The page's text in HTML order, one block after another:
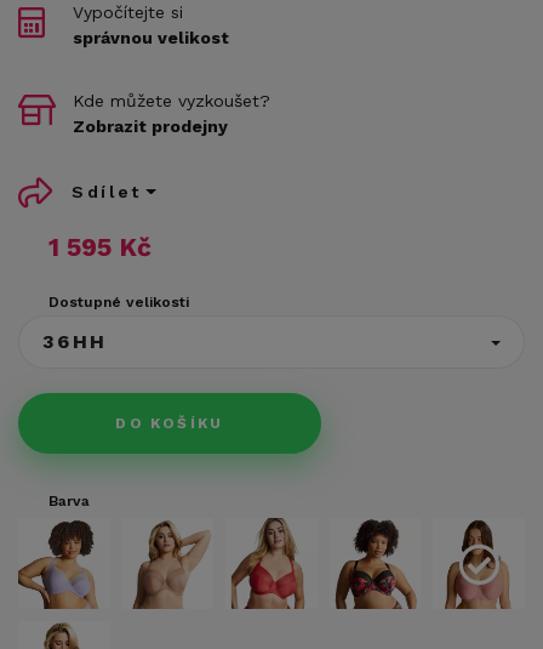
1 595 Kč
Dostupné velikosti
36HH
DO KOŠÍKU
Vypočítejte si
správnou velikost
Kde můžete vyzkoušet?
Zobrazit prodejny
Sdílet
Barva